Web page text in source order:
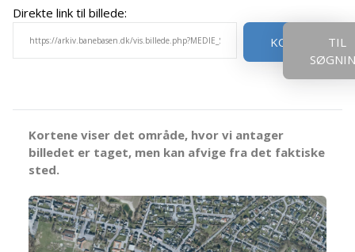
Direkte link til billede:
KOPIER
TIL
Kortene viser det område, hvor vi antager
billedet er taget, men kan afvige fra det faktiske
sted.